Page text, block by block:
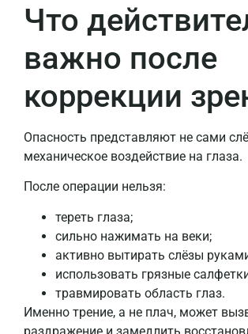
Что
важно после
коррекции
Опасность представляют не сами
механическое воздействие на глаза.
После операции нельзя:
тереть глаза;
сильно нажимать на веки;
активно вытирать слёзы
использовать грязные
травмировать область глаз.
Именно трение, а не плач, может
раздражение и замедлить